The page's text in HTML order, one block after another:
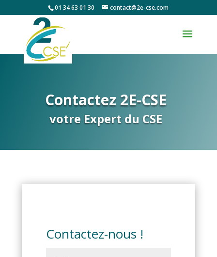
01 34 63 01 30 contact@2e-cse.com
Contactez 2E-CSE
votre Expert du CSE
Contactez-nous !